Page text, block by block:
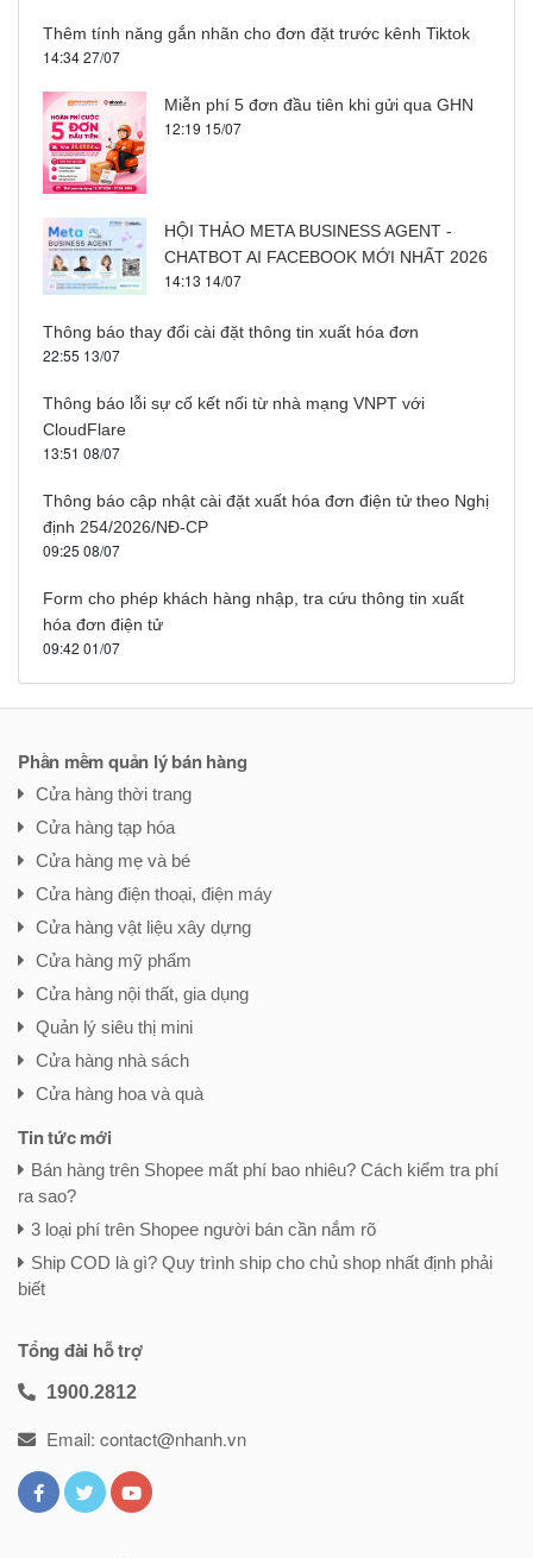
Thêm tính năng gắn nhãn cho đơn đặt trước kênh Tiktok
14:34 27/07
Miễn phí 5 đơn đầu tiên khi gửi qua GHN
12:19 15/07
HỘI THẢO META BUSINESS AGENT -
CHATBOT AI FACEBOOK MỚI NHẤT 2026
14:13 14/07
Thông báo thay đổi cài đặt thông tin xuất hóa đơn
22:55 13/07
Thông báo lỗi sự cố kết nối từ nhà mạng VNPT với
CloudFlare
13:51 08/07
Thông báo cập nhật cài đặt xuất hóa đơn điện tử theo Nghị
định 254/2026/NĐ-CP
09:25 08/07
Form cho phép khách hàng nhập, tra cứu thông tin xuất
hóa đơn điện tử
09:42 01/07
Phần mềm quản lý bán hàng
Cửa hàng thời trang
Cửa hàng tạp hóa
Cửa hàng mẹ và bé
Cửa hàng điện thoại, điện máy
Cửa hàng vật liệu xây dựng
Cửa hàng mỹ phẩm
Cửa hàng nội thất, gia dụng
Quản lý siêu thị mini
Cửa hàng nhà sách
Cửa hàng hoa và quà
Tin tức mới
Bán hàng trên Shopee mất phí bao nhiêu? Cách kiểm tra phí
ra sao?
3 loại phí trên Shopee người bán cần nắm rõ
Ship COD là gì? Quy trình ship cho chủ shop nhất định phải
biết
Tổng đài hỗ trợ
1900.2812
Email: contact@nhanh.vn